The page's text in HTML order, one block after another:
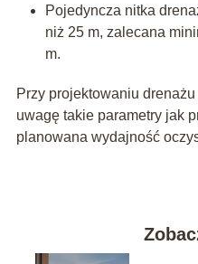
Pojedyncza nitka
niż 25 m, zalecana
m.
Przy projektowaniu
uwagę takie parametry jak
planowana wydajność